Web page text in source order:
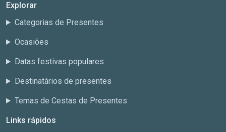
Explorar
Categorias de Presentes
Ocasiões
Datas festivas populares
Destinatários de presentes
Temas de Cestas de Presentes
Links rápidos